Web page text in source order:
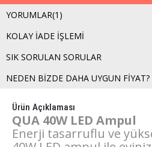
YORUMLAR(1)
KOLAY İADE İŞLEMI
SIK SORULAN SORULAR
NEDEN BIZDE DAHA UYGUN FIYAT?
Ürün Açıklaması
QUA 40W LED Ampul
Enerji tasarruflu ve